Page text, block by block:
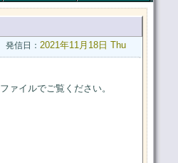
信日： 2021年11月18日 Thu
ァイルでご覧ください。